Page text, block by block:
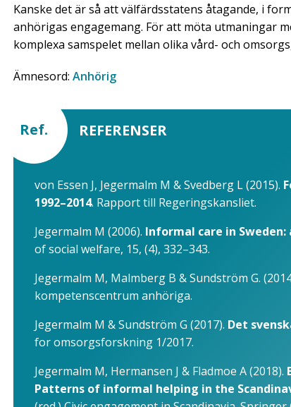
Kanske det är så att välfärdsstatens åtagande, i
anhörigas engagemang. För att möta utmaningar
komplexa samspelet mellan olika vård- och
Ämnesord: Anhörig
Ref. REFERENSER
von Essen J, Jegermalm M & Svedberg L (2015).
1992–2014. Rapport till Regeringskansliet.
Jegermalm M (2006). Informal care in
of social welfare, 15, (4), 332–343.
Jegermalm M, Malmberg B & Sundström G.
kompetenscentrum anhöriga.
Jegermalm M & Sundström G (2017). Det
for omsorgsforskning 1/2017.
Jegermalm M, Hermansen J & Fladmoe A (2018).
Patterns of informal helping in the